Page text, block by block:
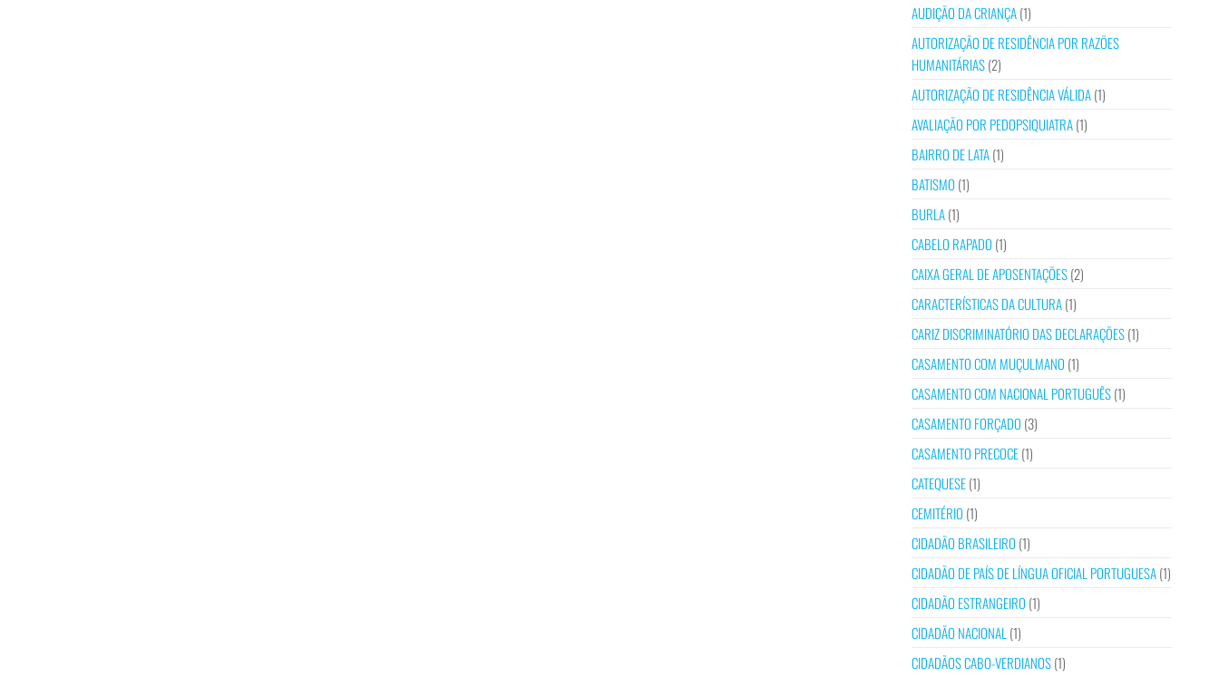
AUDIÇÃO DA CRIANÇA(1)
AUTORIZAÇÃO DE RESIDÊNCIA POR RAZÕES
HUMANITÁRIAS(2)
AUTORIZAÇÃO DE RESIDÊNCIA VÁLIDA(1)
AVALIAÇÃO POR PEDOPSIQUIATRA(1)
BAIRRO DE LATA(1)
BATISMO (1)
BURLA(1)
CABELO RAPADO (1)
CAIXA GERAL DE APOSENTAÇÕES(2)
CARACTERÍSTICAS DA CULTURA(1)
CARIZ DISCRIMINATÓRIO DAS DECLARAÇÕES(1)
CASAMENTO COM MUÇULMANO (1)
CASAMENTO COM NACIONAL PORTUGUÊS(1)
CASAMENTO FORÇADO (3)
CASAMENTO PRECOCE(1)
CATEQUESE(1)
CEMITÉRIO (1)
CIDADÃO BRASILEIRO (1)
CIDADÃO DE PAÍS DE LÍNGUA OFICIAL PORTUGUESA(1)
CIDADÃO ESTRANGEIRO (1)
CIDADÃO NACIONAL (1)
CIDADÃOS CABO-VERDIANOS(1)